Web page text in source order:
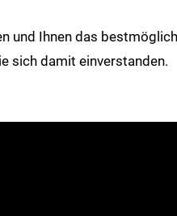
Service
und Ihnen das
sich damit einverstanden.